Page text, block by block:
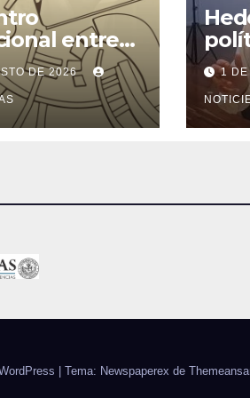
entre
de
y el
de
y Tecnología
DE 2026 1 DE
Tema: Newspaperex de